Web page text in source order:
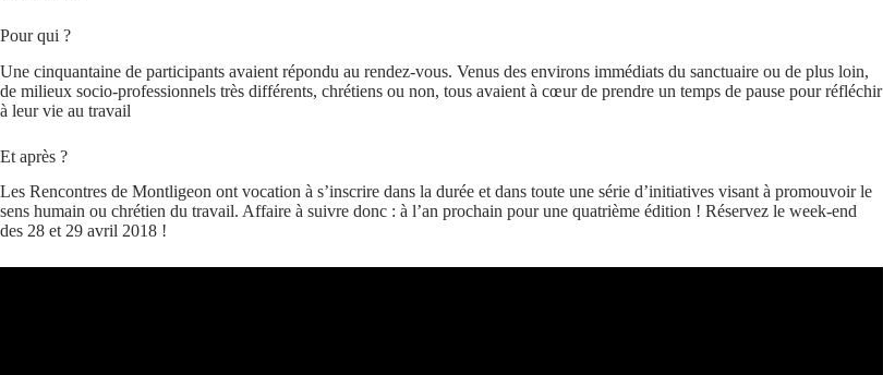
Pour qui ?
Une cinquantaine de participants avaient répondu au rendez-vous. Venus des environs immédiats du sanctuaire ou de plus loin,
de milieux socio-professionnels très différents, chrétiens ou non, tous avaient à cœur de prendre un temps de pause pour réfléchir
à leur vie au travail
Et après ?
Les Rencontres de Montligeon ont vocation à s’inscrire dans la durée et dans toute une série d’initiatives visant à promouvoir le
sens humain ou chrétien du travail. Affaire à suivre donc : à l’an prochain pour une quatrième édition ! Réservez le week-end
des 28 et 29 avril 2018 !